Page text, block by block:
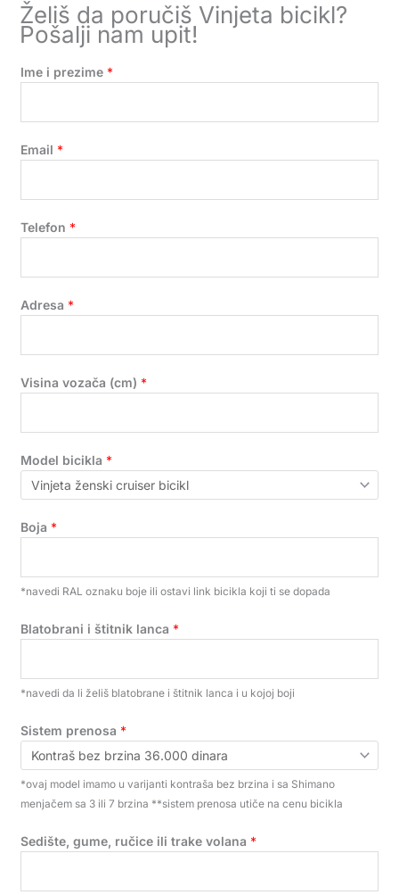
Želiš da poručiš Vinjeta bicikl?
Pošalji nam upit!
Ime i prezime *
Email *
Telefon *
Adresa *
Visina vozača (cm) *
Model bicikla *
Boja *
*navedi RAL oznaku boje ili ostavi link bicikla koji ti se dopada
Blatobrani i štitnik lanca *
*navedi da li želiš blatobrane i štitnik lanca i u kojoj boji
Sistem prenosa *
*ovaj model imamo u varijanti kontraša bez brzina i sa Shimano
menjačem sa 3 ili 7 brzina **sistem prenosa utiče na cenu bicikla
Sedište, gume, ručice ili trake volana *